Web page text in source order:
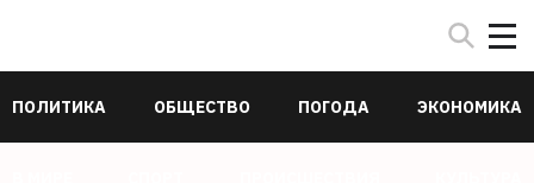
ПОЛИТИКА ОБЩЕСТВО ПОГОДА ЭКОНОМИКА